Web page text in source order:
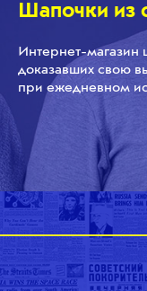
Шапочки из
Интернет-магазин
доказавших свою
при ежедневном